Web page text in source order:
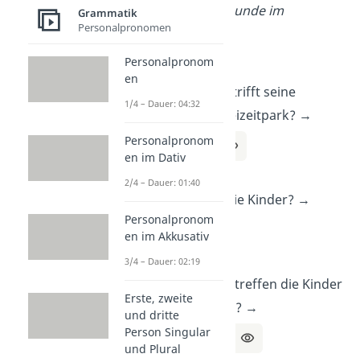
die Kinder ihre Freunde im
Freizeitpark.
Subjekt:
Wer oder was trifft seine
Freunde im Freizeitpark? →
die Kinder
Prädikat:
Was machen die Kinder? →
treffen
Objekt:
Wen oder was treffen die Kinder
im Freizeitpark? →
ihre Freunde
Grammatik
Personalpronomen
Personalpronom
en
1/4 – Dauer: 04:32
Personalpronom
en im Dativ
2/4 – Dauer: 01:40
Personalpronom
en im Akkusativ
3/4 – Dauer: 02:19
Erste, zweite
und dritte
Person Singular
und Plural